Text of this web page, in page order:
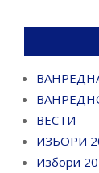
ВЕСТИ
ИЗБОРИ
Избори